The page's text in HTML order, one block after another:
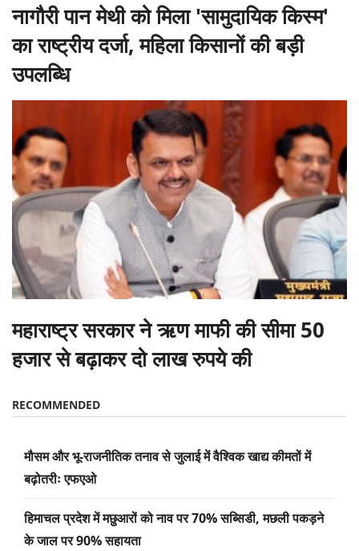
नागौरी पान मेथी को मिला 'सामुदायिक किस्म'
का राष्ट्रीय दर्जा, महिला किसानों की बड़ी
उपलब्धि
महाराष्ट्र सरकार ने ऋण माफी की सीमा 50
हजार से बढ़ाकर दो लाख रुपये की
RECOMMENDED
मौसम और भू-राजनीतिक तनाव से जुलाई में वैश्विक खाद्य कीमतों में
बढ़ोतरीः एफएओ
हिमाचल प्रदेश में मछुआरों को नाव पर 70% सब्सिडी, मछली पकड़ने
के जाल पर 90% सहायता